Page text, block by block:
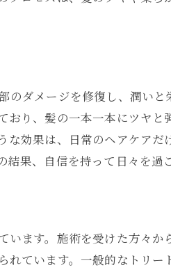
ダメージを修復し、潤い
り、髪の一本一本にツヤと
効果は、日常のヘアケアだ
果、自信を持って日々を過
ます。施術を受けた方々か
ています。一般的なトリー